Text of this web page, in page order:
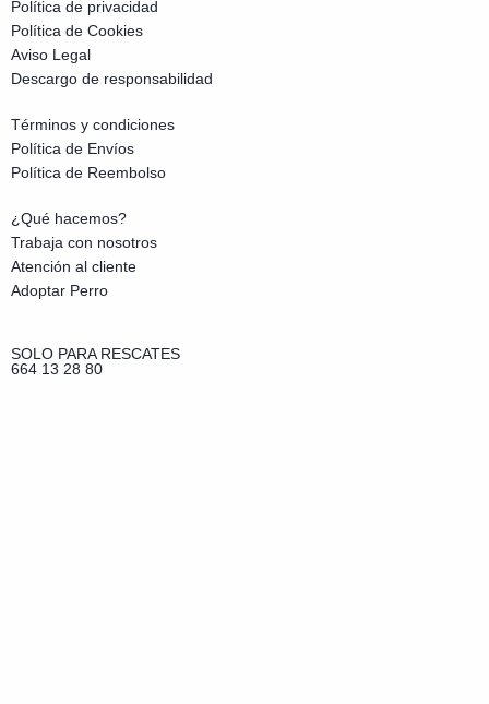
Política de privacidad
Política de Cookies
Aviso Legal
Descargo de responsabilidad
Términos y condiciones
Política de Envíos
Política de Reembolso
¿Qué hacemos?
Trabaja con nosotros
Atención al cliente
Adoptar Perro
SOLO PARA RESCATES
664 13 28 80